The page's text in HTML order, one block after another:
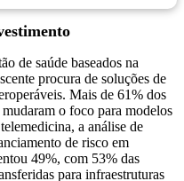
de saúde baseados na
procura de soluções de
Mais de 61% dos
o foco para modelos
a análise de
de risco em
49%, com 53% das
para infraestruturas